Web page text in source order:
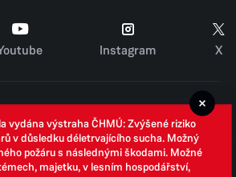
Instagram X
údajů
vydána výstraha ČHMÚ: Zvýšené riziko
v důsledku déletrvajícího sucha. Možný
požáru s následnými škodami. Možné
majetku, v lesním hospodářství,